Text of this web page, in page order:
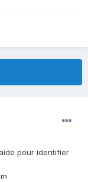
pour identifier